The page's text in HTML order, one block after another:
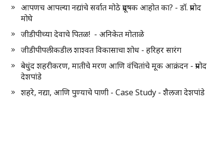
आपणच आपल्या नद्यांचे सर्वात मोठे प्रदूषक आहोत का? - डॉ. प्रमोद
मोघे
जीडीपीच्या देवाचे पितळ! - अनिकेत मोताळे
जीडीपीपलीकडील शाश्वत विकासाचा शोध - हरिहर सारंग
बेधुंद शहरीकरण, मातीचे मरण आणि वंचितांचे मूक आक्रंदन - प्रमोद
देशपांडे
शहरे, नद्या, आणि पुण्याचे पाणी - Case Study - शैलजा देशपांडे